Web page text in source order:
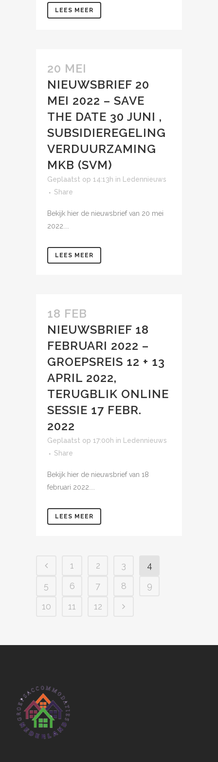
LEES MEER
20 MEI
NIEUWSBRIEF 20
MEI 2022 – SAVE
THE DATE 30 JUNI ,
SUBSIDIEREGELING
VERDUURZAMING
MKB (SVM)
Geplaatst op 14:13h in
Ledennieuws
Share
Bekijk hier de nieuwsbrief van 20 mei
2022....
LEES MEER
18 FEB
NIEUWSBRIEF 18
FEBRUARI 2022 –
GROEPSREIS 12 + 13
APRIL 2022,
TERUGBLIK ONLINE
SESSIE 17 FEBR.
2022
Geplaatst op 17:00h in
Ledennieuws
Share
Bekijk hier de nieuwsbrief van 18
februari 2022....
LEES MEER
1 2 3
4
5
6 7 8
9
10
11 12